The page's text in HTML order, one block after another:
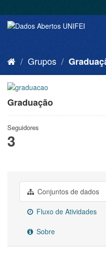
Grupos
Graduação
Seguidores
3
Conjuntos de dados
Fluxo de Atividades
Sobre